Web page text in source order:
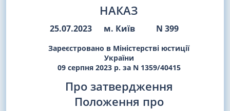
НАКАЗ
25.07.2023 м. Київ N 399
Зареєстровано в Міністерстві юстиції
України
09 серпня 2023 р. за N 1359/40415
Про затвердження
Положення про